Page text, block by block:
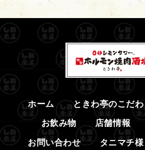
ホーム ときわ亭のこだわ
お飲み物 店舗情報
お問い合わせ タニマチ様